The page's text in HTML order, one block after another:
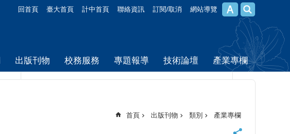
回首頁 臺大首頁 計中首頁 聯絡資訊 訂閱/取消 網站導覽
出版刊物 校務服務 專題報導 技術論壇 產業專欄
首頁 出版刊物 類別 產業專欄